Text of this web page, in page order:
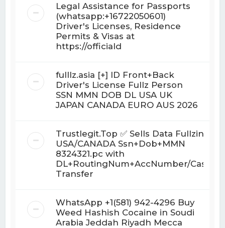
Legal Assistance for Passports
(whatsapp:+16722050601)
Driver's Licenses, Residence
Permits & Visas at
https://officiald
fulllz.asia [+] ID Front+Back
Driver's License Fullz Person
SSN MMN DOB DL USA UK
JAPAN CANADA EURO AUS 2026
Trustlegit.Top ✅ Sells Data Fullzinfo
USA/CANADA Ssn+Dob+MMN
8324321.pc with
DL+RoutingNum+AccNumber/Cashpp
Transfer
WhatsApp +1(581) 942-4296 Buy
Weed Hashish Cocaine in Soudi
Arabia Jeddah Riyadh Mecca